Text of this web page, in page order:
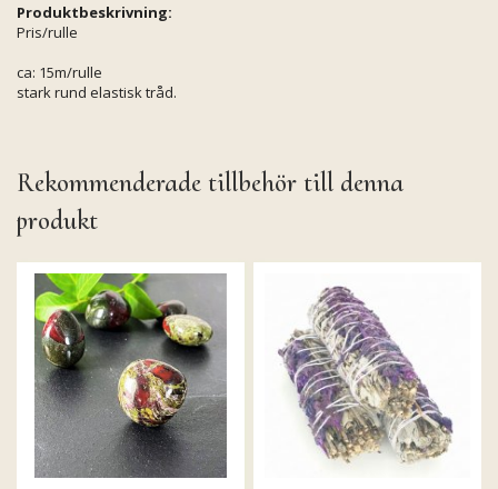
Produktbeskrivning:
Pris/rulle
ca: 15m/rulle
stark rund elastisk tråd.
Rekommenderade tillbehör till denna
produkt